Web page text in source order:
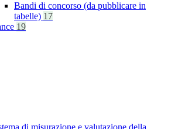
Bandi di concorso (da pubblicare in
tabelle) 17
19